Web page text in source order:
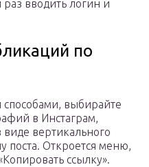
вводить логин и
по
способами, выбирайте
в Инстаграм,
вертикального
поста. Откроется меню,
ссылку».